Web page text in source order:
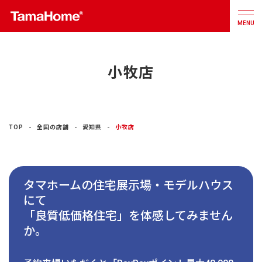
カタログ
リフォーム
不動産事業
MENU
小牧店
TOP 全国の店舗 愛知県 小牧店
タマホームの住宅展示場・モデルハウス
にて
「良質低価格住宅」を体感してみません
か。